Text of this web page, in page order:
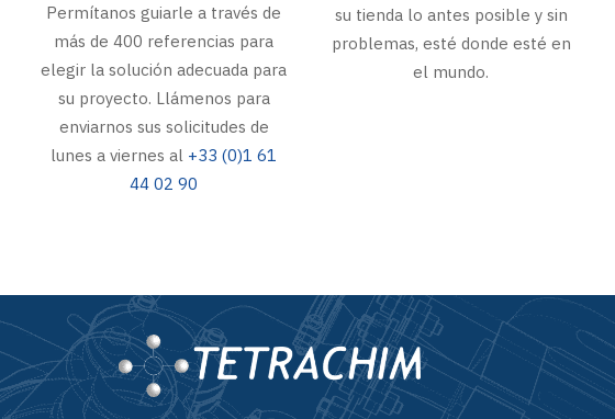
Permítanos guiarle a través de
más de 400 referencias para
elegir la solución adecuada para
su proyecto. Llámenos para
enviarnos sus solicitudes de
lunes a viernes al +33 (0)1 61
44 02 90
su tienda lo antes posible y sin
problemas, esté donde esté en
el mundo.